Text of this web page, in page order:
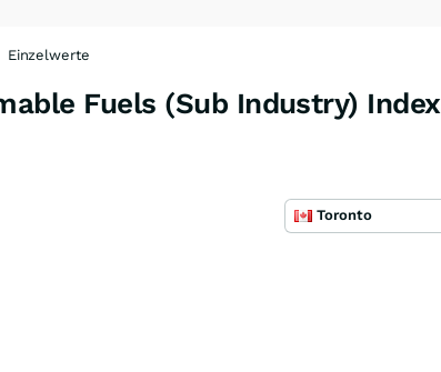
Einzelwerte
Fuels (Sub Industry) Index
Toronto